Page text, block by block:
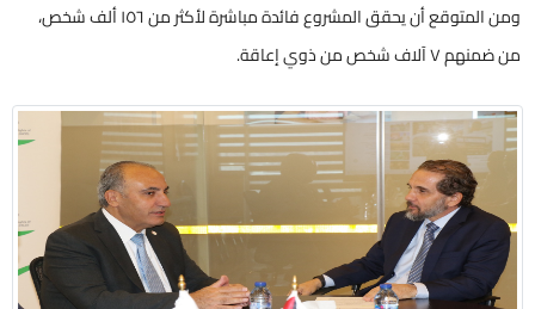
ومن المتوقع أن يحقق المشروع فائدة مباشرة لأكثر من ١٥٦ ألف شخص،
من ضمنهم ٧ آلاف شخص من ذوي إعاقة.